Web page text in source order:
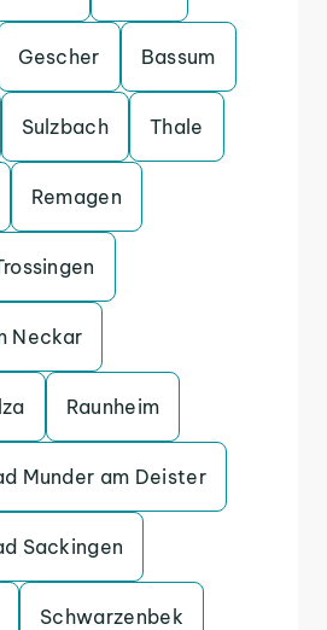
Gescher Bassum
Sulzbach Thale
Remagen
Neckar
Raunheim
Munder am Deister
Sackingen
Schwarzenbek